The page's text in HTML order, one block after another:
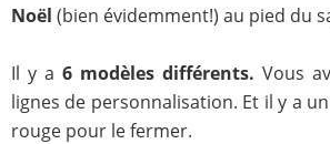
Noël (bien évidemment!) au pied du
Il y a 6 modèles différents. Vous
lignes de personnalisation. Et il y a
rouge pour le fermer.